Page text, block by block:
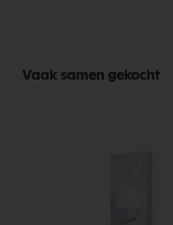
Vaak samen gekocht